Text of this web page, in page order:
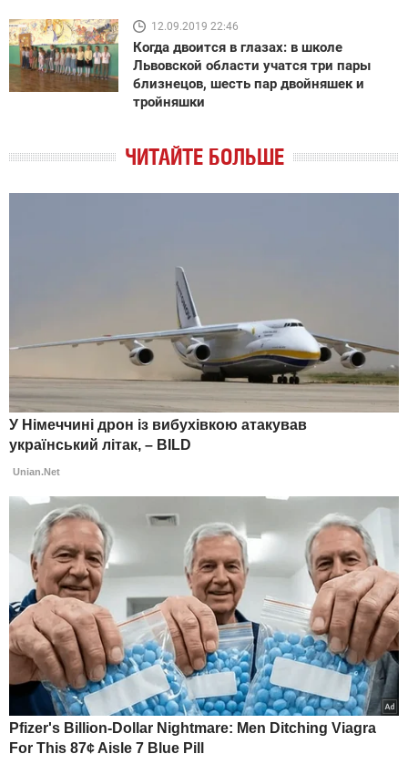
12.09.2019 22:46
Когда двоится в глазах: в школе
Львовской области учатся три пары
близнецов, шесть пар двойняшек и
тройняшки
ЧИТАЙТЕ БОЛЬШЕ